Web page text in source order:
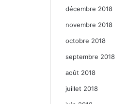
décembre 2018
novembre 2018
octobre 2018
septembre 2018
août 2018
juillet 2018